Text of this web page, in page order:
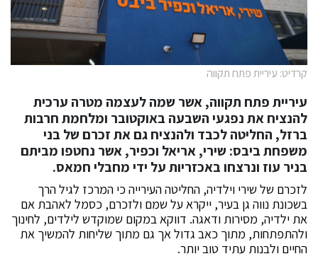
קרדיט: עיריית פתח תקווה
עיריית פתח תקווה, אשר שמה לעצמה מטרה ערכית
להנציח את נפגעי השבעה באוקטובר ומלחמת חרבות
ברזל, החליטה לכבד ולהנציח גם את זכרם של בני
משפחת ביבס: שירי, אריאל וכפיר, אשר נחטפו מביתם
בניר עוז ונרצחו באכזריות על ידי מחבלי חמאס.
לזכרם של שירי וילדיה, החליטה העירייה כי המרכז לגיל הרך
בשכונת נווה גן בעיר, ייקרא על שמם ולזכרם, כסמל לאהבת אם
את ילדיה, מסירות ודאגה. דווקא במקום שמוקדש לילדים, לחינוך
ולהתפתחות, מתוך כאב גדול אך גם מתוך שליחות להמשיך את
החיים ולבנות עתיד טוב יותר.